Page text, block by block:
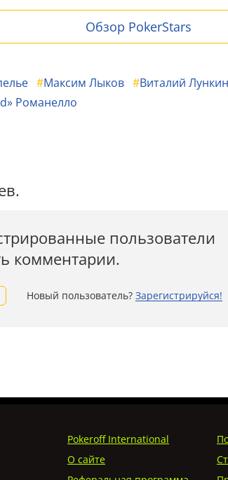
Обзор PokerStars
#Максим Лыков #Виталий Лункин
Романелло
пользователи
комментарии.
Новый пользователь? Зарегистрируйся!
Pokeroff International
О сайте